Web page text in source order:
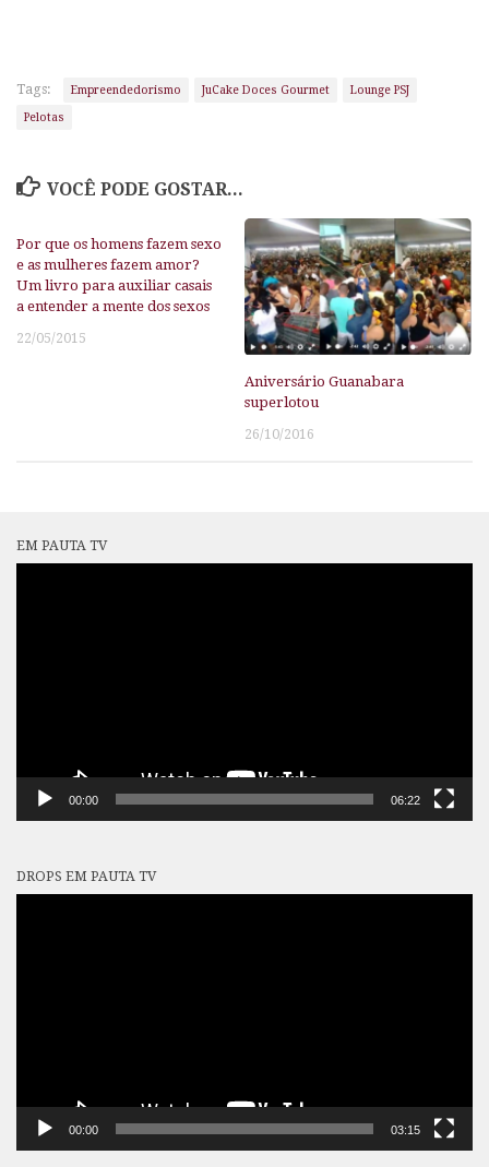
Tags: Empreendedorismo JuCake Doces Gourmet
Lounge PSJ
Pelotas
VOCÊ PODE GOSTAR...
Por que os homens fazem sexo
e as mulheres fazem amor?
Um livro para auxiliar casais
a entender a mente dos sexos
22/05/2015
Aniversário Guanabara
superlotou
26/10/2016
EM PAUTA TV
00:00 06:22
DROPS EM PAUTA TV
00:00 03:15